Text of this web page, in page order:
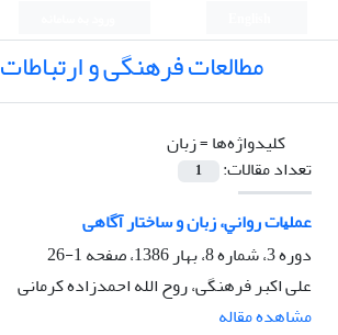
مطالعات فرهنگی و ارتباطات
کلیدواژه‌ها =زﺑﺎن
تعداد مقالات:
1
ﻋﻤﻠﻴﺎت رواﻧﻲ، زﺑﺎن و ﺳﺎﺧﺘﺎر آگاهی
دوره 3، شماره 8، بهار 1386، صفحه
1-26
علی اکبر فرهنگی، روح الله احمدزاده کرمانی
مشاهده مقاله